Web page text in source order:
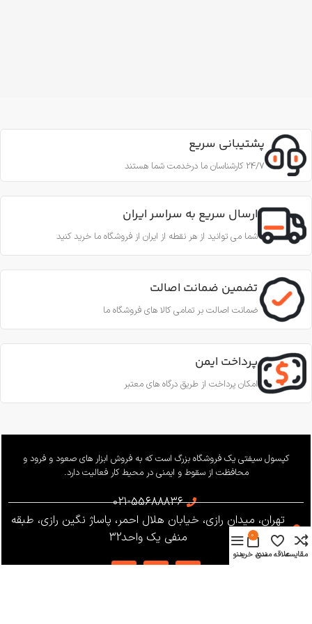
پشتیبانی سریع
24/7 کارشناسان ما درخدمت شما هستند
ارسال سریع به سراسر ایران
شما می توانید از هر نقطه از ایران از فروشگاه ما خرید کنید
تضمین ضمانت اصالت
ضمانت اصالت بر تمامی کالا های فروشگاه ما
پرداخت ایمن
امکان پرداخت از طریق درگاه های معتبر
کپسول سیفتی یک فروشگاه بزرگ است که به فروش ابزار های صعود و فرود و
محافظت از سقوط و ایمنی در محیط کار فعالیت دارد.
021-55688836
تهران، میدان رازی، خیابان هلال احمر، پاساژ نگین رازی، طبقه
منفی یک واحد32
مقایسهعلاقه مندی
0
سبد خریدمنو